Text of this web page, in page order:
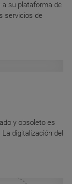
a su plataforma de
servicios de
y obsoleto es
digitalización del